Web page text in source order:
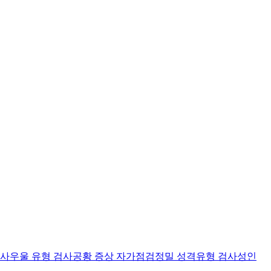
우울 유형 검사공황 증상 자가점검정밀 성격유형 검사성인